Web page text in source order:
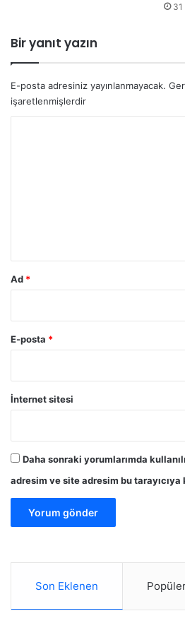
31
Bir yanıt yazın
E-posta adresiniz yayınlanmayacak.
işaretlenmişlerdir
Ad *
E-posta *
İnternet sitesi
Daha sonraki yorumlarımda
adresim ve site adresim bu
Son Eklenen